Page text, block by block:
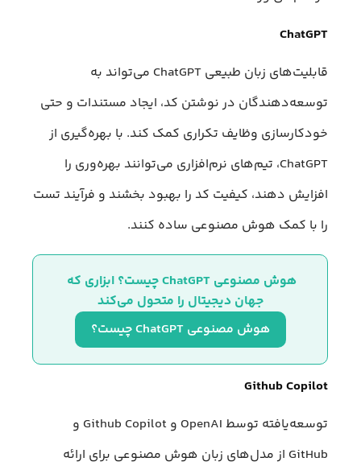
ChatGPT
قابلیت‌های زبان طبیعی ChatGPT می‌تواند به
توسعه‌دهندگان در نوشتن کد، ایجاد مستندات و حتی
خودکارسازی وظایف تکراری کمک کند. با بهره‌گیری از
ChatGPT، تیم‌های نرم‌افزاری می‌‌توانند بهره‌وری را
افزایش دهند، کیفیت کد را بهبود بخشند و فرآیند تست
را با کمک هوش مصنوعی ساده کنند.
هوش مصنوعی ChatGPT چیست؟ ابزاری که
جهان دیجیتال را متحول می‌کند
هوش مصنوعی ChatGPT چیست؟
Github Copilot
توسعه‌یافته توسط OpenAI و Github Copilot و
GitHub از مدل‌های زبان هوش مصنوعی برای ارائه